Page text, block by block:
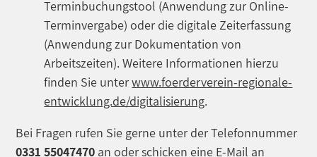
Terminbuchungstool (Anwendung zur Online-
Terminvergabe) oder die digitale Zeiterfassung
(Anwendung zur Dokumentation von
Arbeitszeiten). Weitere Informationen hierzu
finden Sie unterwww.foerderverein-regionale-
entwicklung.de/digitalisierung.
Bei Fragen rufen Sie gerne unter der Telefonnummer
0331 55047470 an oder schicken eine E-Mail an